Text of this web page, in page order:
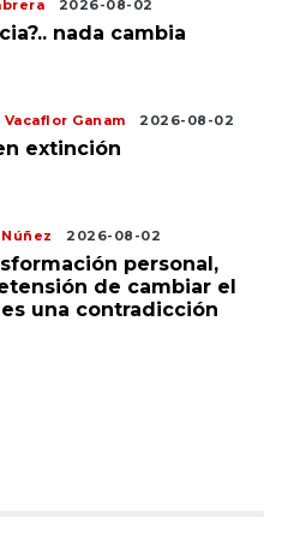
2026-08-02
nada cambia
Ganam 2026-08-02
extinción
2026-08-02
personal,
de cambiar el
una contradicción